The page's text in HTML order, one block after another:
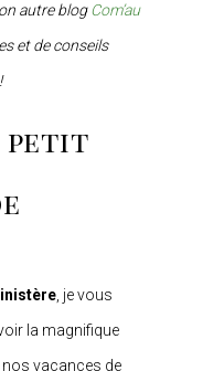
autre blogCom’au
et de conseils
petit
, je vous
la magnifique
nos vacances de